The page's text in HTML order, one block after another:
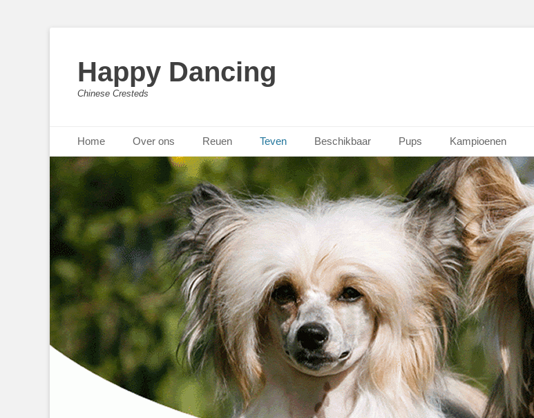
Happy Dancing
Chinese Cresteds
Primary Menu
content
Home Over ons Reuen Teven Beschikbaar Pups Kampioenen